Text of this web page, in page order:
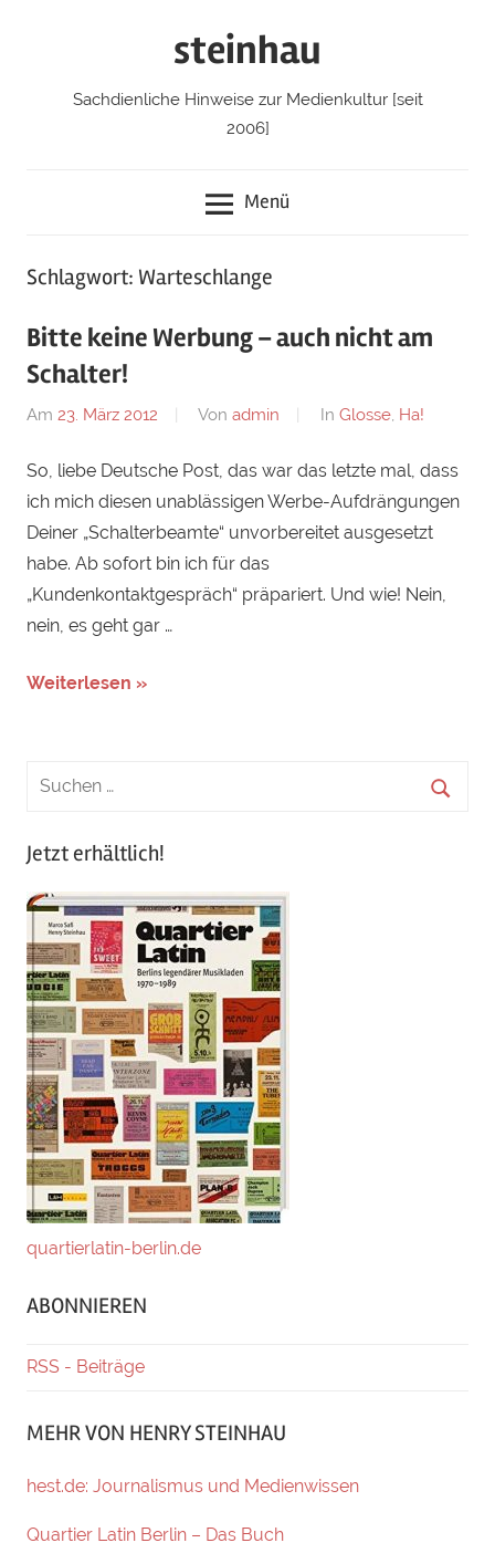
steinhau
Sachdienliche Hinweise zur Medienkultur [seit
2006]
Menü
Schlagwort: Warteschlange
Bitte keine Werbung – auch nicht am
Schalter!
Am 23. März 2012 Von admin In Glosse, Ha!
So, liebe Deutsche Post, das war das letzte mal, dass
ich mich diesen unablässigen Werbe-Aufdrängungen
Deiner „Schalterbeamte“ unvorbereitet ausgesetzt
habe. Ab sofort bin ich für das
„Kundenkontaktgespräch“ präpariert. Und wie! Nein,
nein, es geht gar …
Weiterlesen »
Jetzt erhältlich!
quartierlatin-berlin.de
ABONNIEREN
RSS - Beiträge
MEHR VON HENRY STEINHAU
hest.de: Journalismus und Medienwissen
Quartier Latin Berlin – Das Buch